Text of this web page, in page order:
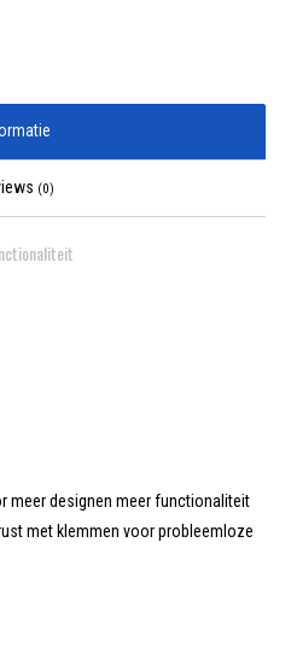
(0)
meer designen meer functionaliteit
met klemmen voor probleemloze